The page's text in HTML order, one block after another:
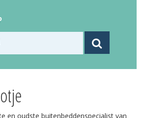
0595 49 19 83
en oudste buitenbeddenspecialist van